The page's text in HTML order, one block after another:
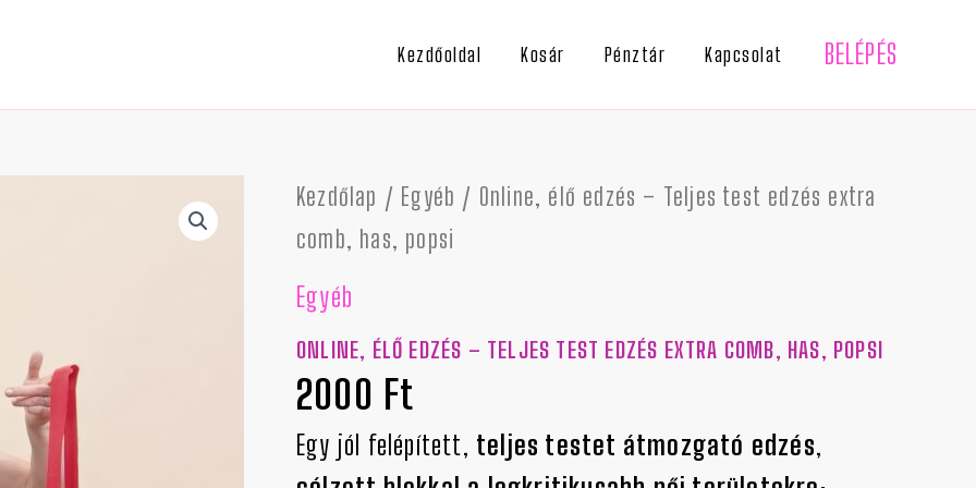
Kezdőoldal Kosár Pénztár Kapcsolat BELÉPÉS
Kezdőlap / Egyéb / Online, élő edzés – Teljes test edzés extra
comb, has, popsi
Egyéb
ONLINE, ÉLŐ EDZÉS – TELJES TEST EDZÉS EXTRA COMB, HAS, POPSI
2000 Ft
Egy jól felépített, teljes testet átmozgató edzés,
Online,
élő
-
test
edzés
extra
comb,
has,
popsi